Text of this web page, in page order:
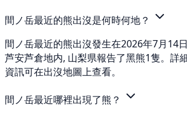
間ノ岳最近的熊出沒是何時何地？
間ノ岳最近的熊出沒發生在2026年7月14
芦安芦倉地内, 山梨県報告了黑熊1隻。詳
資訊可在出沒地圖上查看。
間ノ岳最近哪裡出現了熊？